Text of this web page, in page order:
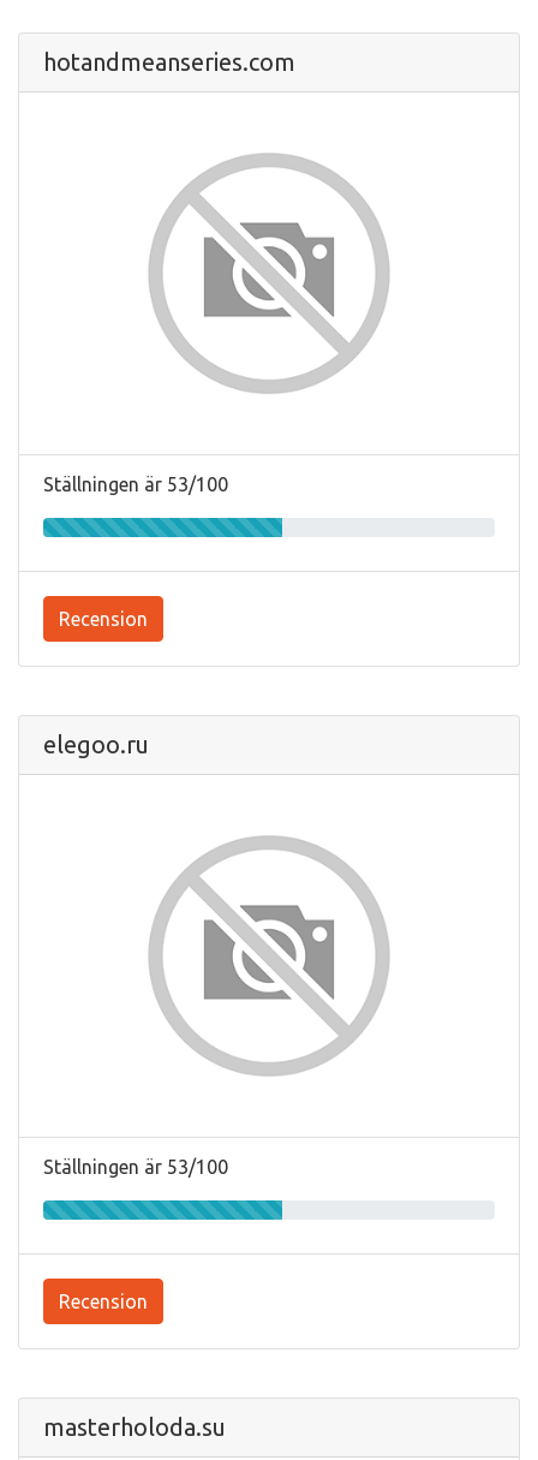
hotandmeanseries.com
Ställningen är 53/100
Recension
elegoo.ru
Ställningen är 53/100
Recension
masterholoda.su